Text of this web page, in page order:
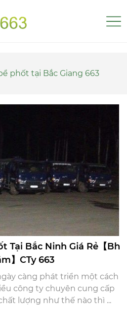
phốt tại Bắc Giang 663
Tại Bắc Ninh Giá Rẻ【Bh
】CTy 663
càng phát triển một cách
công ty chuyên cung cấp
lượng như thế nào thì ...